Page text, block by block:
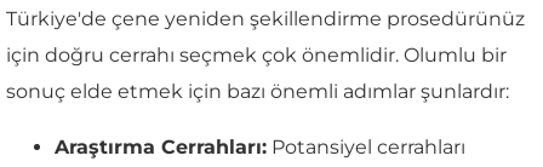
Türkiye'de çene yeniden şekillendirme prosedürünüz
için doğru cerrahı seçmek çok önemlidir. Olumlu bir
sonuç elde etmek için bazı önemli adımlar şunlardır:
Araştırma Cerrahları: Potansiyel cerrahları